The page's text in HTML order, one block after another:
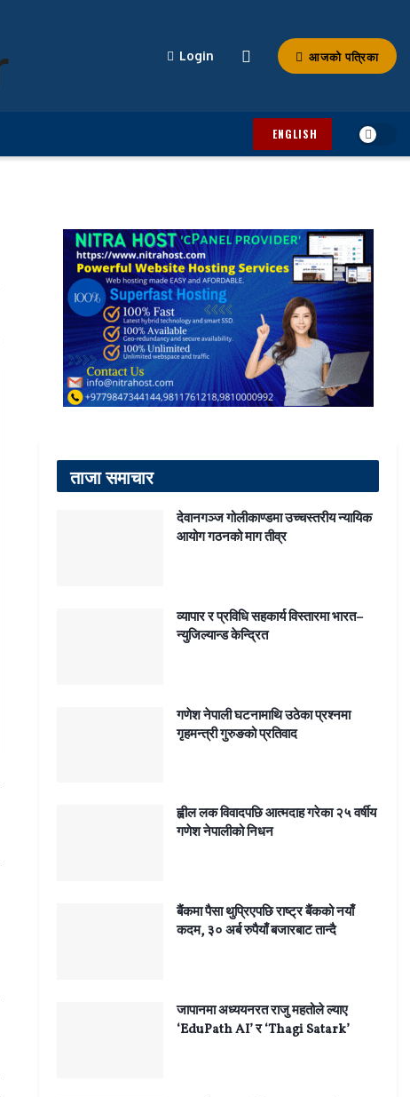
Login
आजको पत्रिका
ENGLISH
ताजा समाचार
देवानगञ्ज गोलीकाण्डमा उच्चस्तरीय न्यायिक
आयोग गठनको माग तीव्र
व्यापार र प्रविधि सहकार्य विस्तारमा भारत–
न्युजिल्यान्ड केन्द्रित
गणेश नेपाली घटनामाथि उठेका प्रश्नमा
गृहमन्त्री गुरुङको प्रतिवाद
ह्वील लक विवादपछि आत्मदाह गरेका २५ वर्षीय
गणेश नेपालीको निधन
बैंकमा पैसा थुप्रिएपछि राष्ट्र बैंकको नयाँ
कदम, ३० अर्ब रुपैयाँ बजारबाट तान्दै
जापानमा अध्ययनरत राजु महतोले ल्याए
‘EduPath AI’ र ‘Thagi Satark’